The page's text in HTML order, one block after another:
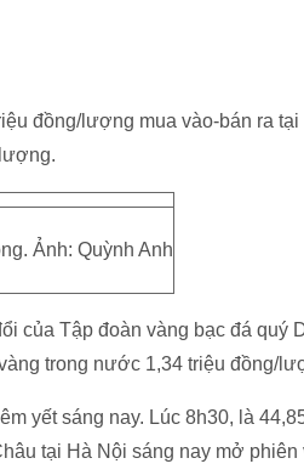
đồng/lượng mua vào-bán ra tại
Ảnh: Quỳnh Anh
của Tập đoàn vàng bạc đá quý
trong nước 1,34 triệu đồng/
yết sáng nay. Lúc 8h30, là
tại Hà Nội sáng nay mở phiên